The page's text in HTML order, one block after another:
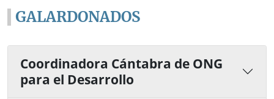
GALARDONADOS
Coordinadora Cántabra de ONG
para el Desarrollo